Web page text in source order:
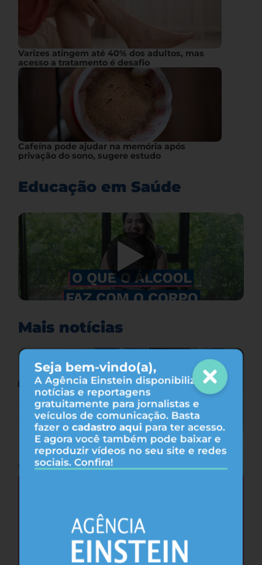
Seja bem-vindo(a),
A Agência Einstein disponibiliza
notícias e reportagens
gratuitamente para jornalistas e
veículos de comunicação. Basta
fazer o cadastro aqui para ter acesso.
E agora você também pode baixar e
reproduzir vídeos no seu site e redes
sociais. Confira!
Varizes atingem até 40% dos adultos, mas
acesso a tratamento é desafio
Cafeína pode ajudar na memória após
privação do sono, sugere estudo
Educação em Saúde
Mais notícias